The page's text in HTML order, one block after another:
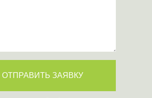
ОТПРАВИТЬ ЗАЯВКУ